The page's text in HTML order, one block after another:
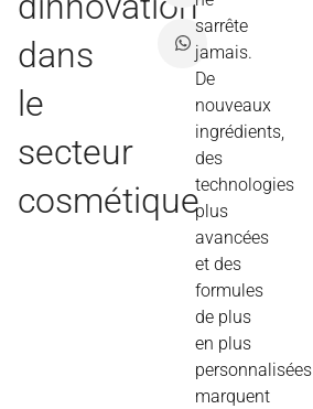
dans
le
secteur
cosmétique
sarrête
jamais.
De
nouveaux
ingrédients,
des
technologies
plus
avancées
et des
formules
de plus
en plus
personnalisées
marquent